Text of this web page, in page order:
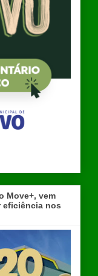
Move+, vem
eficiência nos